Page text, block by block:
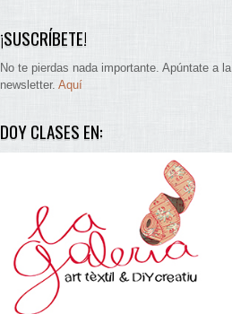
¡SUSCRÍBETE!
No te pierdas nada importante. Apúntate a la
newsletter. Aquí
DOY CLASES EN: